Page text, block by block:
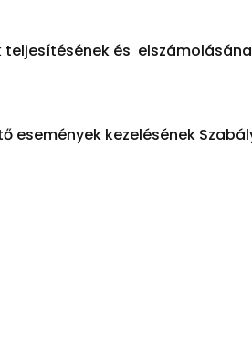
és
események kezelésének